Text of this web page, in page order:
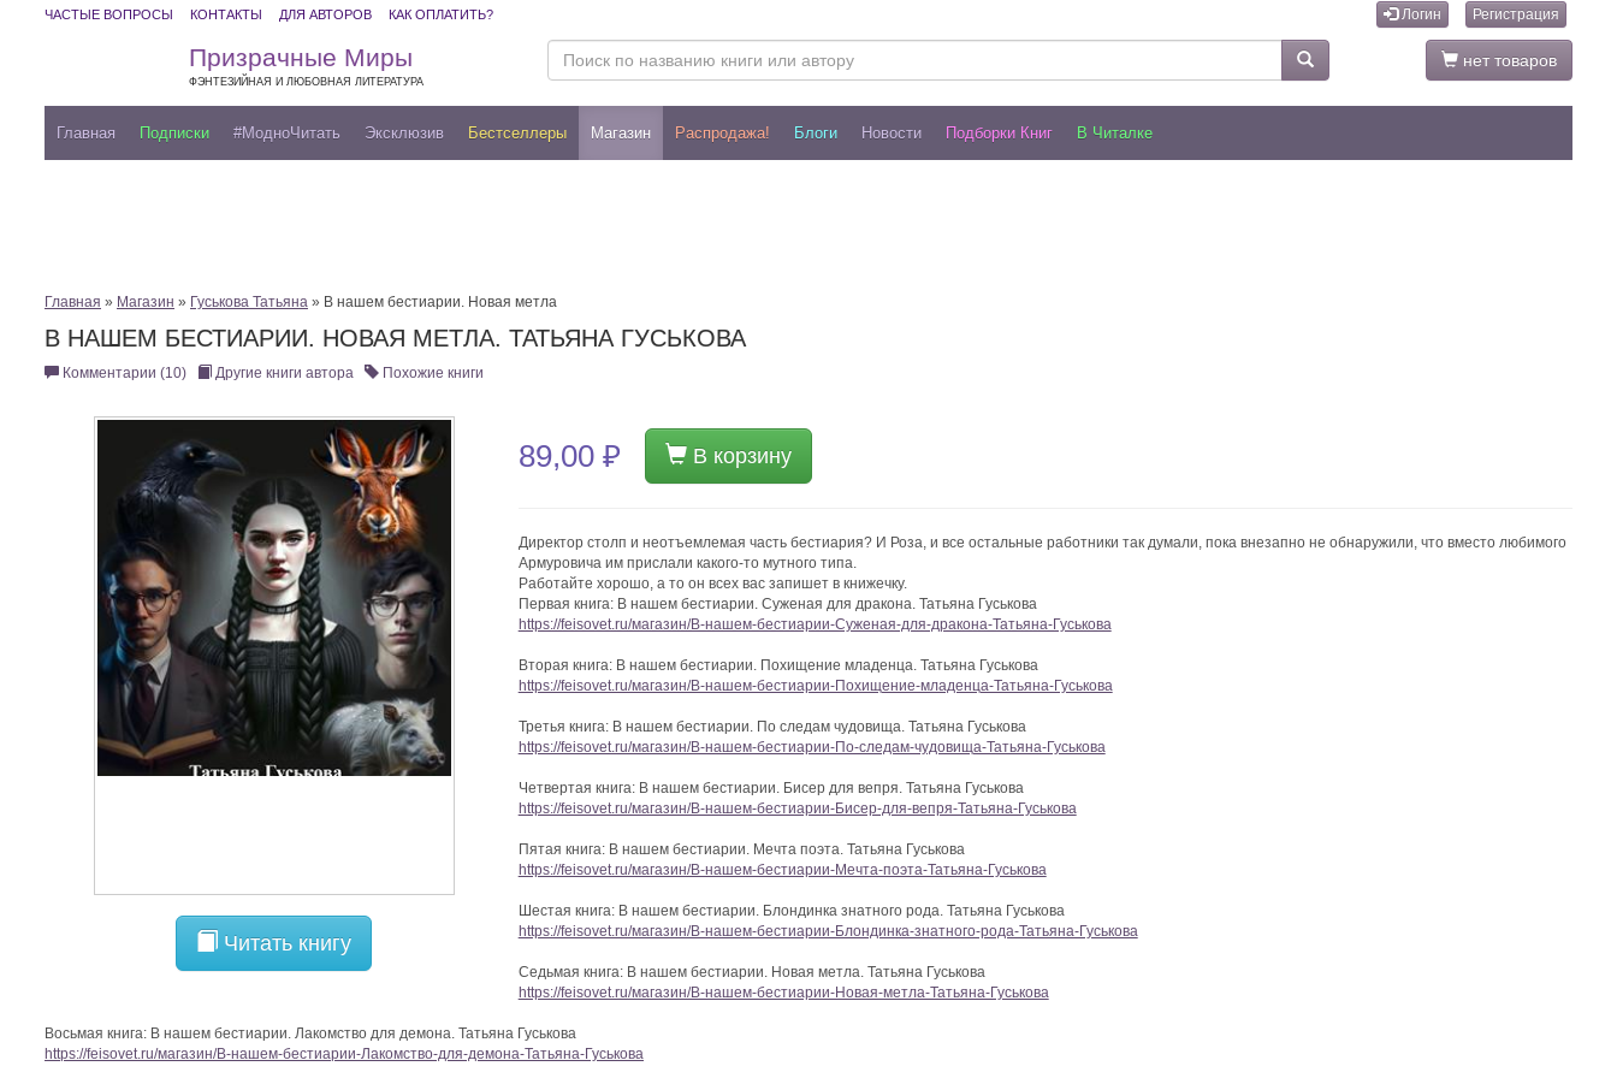
ЧАСТЫЕ ВОПРОСЫ КОНТАКТЫ ДЛЯ АВТОРОВ КАК ОПЛАТИТЬ? Логин Регистрация
Призрачные Миры
ФЭНТЕЗИЙНАЯ И ЛЮБОВНАЯ ЛИТЕРАТУРА
нет товаров
Главная Подписки #МодноЧитать Эксклюзив Бестселлеры Магазин Распродажа! Блоги Новости Подборки Книг В Читалке
Главная » Магазин » Гуськова Татьяна » В нашем бестиарии. Новая метла
В НАШЕМ БЕСТИАРИИ. НОВАЯ МЕТЛА. ТАТЬЯНА ГУСЬКОВА
Комментарии (10) Другие книги автора Похожие книги
Читать книгу
89,00 ₽ В корзину
Директор столп и неотъемлемая часть бестиария? И Роза, и все остальные работники так думали, пока внезапно не обнаружили, что вместо любимого
Армуровича им прислали какого-то мутного типа.
Работайте хорошо, а то он всех вас запишет в книжечку.
Первая книга: В нашем бестиарии. Суженая для дракона. Татьяна Гуськова
https://feisovet.ru/магазин/В-нашем-бестиарии-Суженая-для-дракона-Татьяна-Гуськова
Вторая книга: В нашем бестиарии. Похищение младенца. Татьяна Гуськова
https://feisovet.ru/магазин/В-нашем-бестиарии-Похищение-младенца-Татьяна-Гуськова
Третья книга: В нашем бестиарии. По следам чудовища. Татьяна Гуськова
https://feisovet.ru/магазин/В-нашем-бестиарии-По-следам-чудовища-Татьяна-Гуськова
Четвертая книга: В нашем бестиарии. Бисер для вепря. Татьяна Гуськова
https://feisovet.ru/магазин/В-нашем-бестиарии-Бисер-для-вепря-Татьяна-Гуськова
Пятая книга: В нашем бестиарии. Мечта поэта. Татьяна Гуськова
https://feisovet.ru/магазин/В-нашем-бестиарии-Мечта-поэта-Татьяна-Гуськова
Шестая книга: В нашем бестиарии. Блондинка знатного рода. Татьяна Гуськова
https://feisovet.ru/магазин/В-нашем-бестиарии-Блондинка-знатного-рода-Татьяна-Гуськова
Седьмая книга: В нашем бестиарии. Новая метла. Татьяна Гуськова
https://feisovet.ru/магазин/В-нашем-бестиарии-Новая-метла-Татьяна-Гуськова
Восьмая книга: В нашем бестиарии. Лакомство для демона. Татьяна Гуськова
https://feisovet.ru/магазин/В-нашем-бестиарии-Лакомство-для-демона-Татьяна-Гуськова